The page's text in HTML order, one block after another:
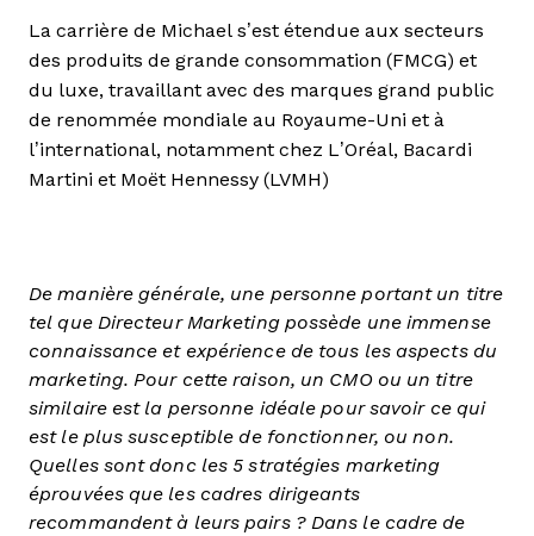
La carrière de Michael s’est étendue aux secteurs
des produits de grande consommation (FMCG) et
du luxe, travaillant avec des marques grand public
de renommée mondiale au Royaume-Uni et à
l’international, notamment chez L’Oréal, Bacardi
Martini et Moët Hennessy (LVMH)
De manière générale, une personne portant un titre
tel que Directeur Marketing possède une immense
connaissance et expérience de tous les aspects du
marketing. Pour cette raison, un CMO ou un titre
similaire est la personne idéale pour savoir ce qui
est le plus susceptible de fonctionner, ou non.
Quelles sont donc les 5 stratégies marketing
éprouvées que les cadres dirigeants
recommandent à leurs pairs ? Dans le cadre de